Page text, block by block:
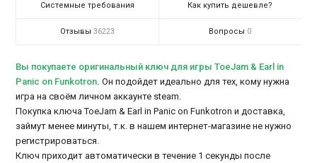
Системные требования Как купить дешевле?
Отзывы 36223 Вопросы 0
Вы покупаете оригинальный ключ для игры ToeJam & Earl in
Panic on Funkotron. Он подойдет идеально для тех, кому нужна
игра на своём личном аккаунте steam.
Покупка ключа ToeJam & Earl in Panic on Funkotron и доставка,
займут менее минуты, т.к. в нашем интернет-магазине не нужно
регистрироваться.
Ключ приходит автоматически в течение 1 секунды после